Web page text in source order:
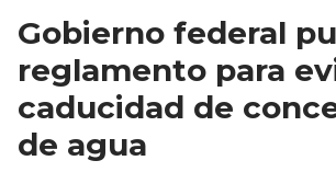
Gobierno federal
reglamento para
caducidad de
de agua